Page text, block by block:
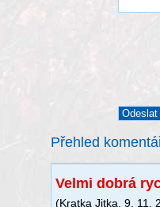
Přehled
Velmi dobrá
(Kratka Jitka 9. 11.